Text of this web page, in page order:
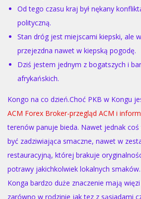
Od tego czasu kraj był nękany
polityczną.
Stan dróg jest miejscami kiepski, ale
przejezdna nawet w kiepską pogodę.
Dziś jestem jednym z bogatszych i
afrykańskich.
Kongo na co dzień.Choć PKB w Kongu
ACM Forex Broker-przegląd ACM i
terenów panuje bieda. Nawet jednak
być zadziwiająca smaczne, nawet w
restauracyjną, której brakuje
potrawy jakichkolwiek lokalnych
Konga bardzo duże znaczenie mają
zarówno w rodzinie jak tez z sąsiadami